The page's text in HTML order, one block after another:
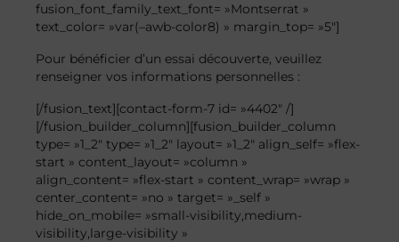
fusion_font_family_text_font= »Montserrat »
text_color= »var(–awb-color8) » margin_top= »5″]
Pour bénéficier d’un essai découverte, veuillez
renseigner vos informations personnelles :
[/fusion_text][contact-form-7 id= »4402″ /]
[/fusion_builder_column][fusion_builder_column
type= »1_2″ type= »1_2″ layout= »1_2″ align_self= »flex-
start » content_layout= »column »
align_content= »flex-start » content_wrap= »wrap »
center_content= »no » target= »_self »
hide_on_mobile= »small-visibility,medium-
visibility,large-visibility »